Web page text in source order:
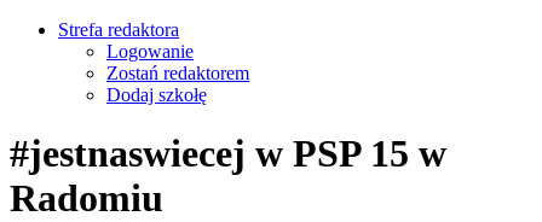
Strefa redaktora
Logowanie
Zostań redaktorem
Dodaj szkołę
#jestnaswiecej w PSP 15 w
Radomiu